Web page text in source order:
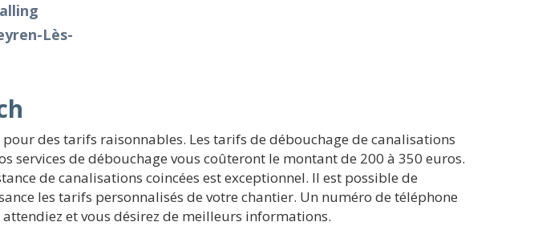
Lès-
des tarifs raisonnables. Les tarifs de débouchage de canalisations
de débouchage vous coûteront le montant de 200 à 350 euros.
de canalisations coincées est exceptionnel. Il est possible de
les tarifs personnalisés de votre chantier. Un numéro de téléphone
et vous désirez de meilleurs informations.